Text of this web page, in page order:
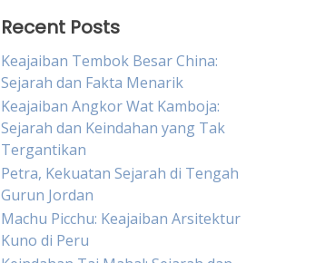
Recent Posts
Keajaiban Tembok Besar China:
Sejarah dan Fakta Menarik
Keajaiban Angkor Wat Kamboja:
Sejarah dan Keindahan yang Tak
Tergantikan
Petra, Kekuatan Sejarah di Tengah
Gurun Jordan
Machu Picchu: Keajaiban Arsitektur
Kuno di Peru